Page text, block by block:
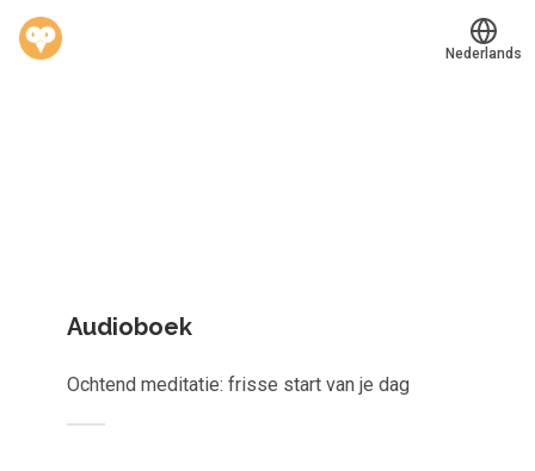
Account en hulp
Nederlands
Audioboek
Ochtend meditatie: frisse start van je dag